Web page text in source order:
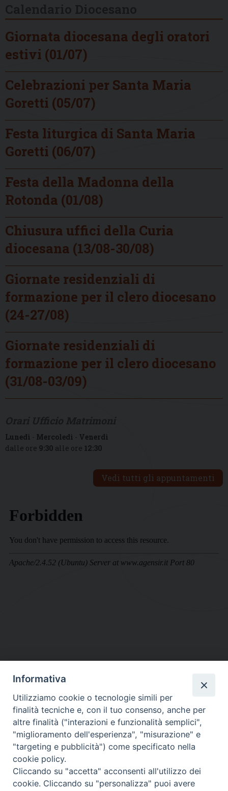
Giornata diocesana degli oratori
estivi (01/07)
Celebrazioni per Santa Maria
Goretti (05/07)
Festa liturgica di Santa Maria
Goretti (06/07)
Festa della Madonna della
Rotonda (01/08)
Chiusura uffici della Curia
diocesana (13/08-30/08)
Giornate residenziali di
formazione per il clero diocesano
(24-27/08)
Giornate residenziali di
formazione per il clero diocesano
(31/08-03/09)
Lunedì - Mercoledì - Venerdì
dalle ore 9:30 alle ore 12:30
Vedi tutti gli appuntamenti
DIOCESI SUBURBICARIA DI ALBANO
Contatti:Tel.: 06.93268401 - Fax.: 06.9323844
E-mail:curia@diocesidialbano.it
Orari: dal Lunedì al Venerdì Ore: 9:00 - 13:00
Lunedì, Mercoledì e Venerdì, Ore 9:30 - 12:30
Informativa
Utilizziamo cookie o tecnologie simili per
finalità tecniche e, con il tuo consenso, anche per
altre finalità ("interazioni e funzionalità semplici",
"miglioramento dell'esperienza", "misurazione" e
"targeting e pubblicità") come specificato nella
cookie policy.
Cliccando su "accetta" acconsenti all'utilizzo dei
cookie. Cliccando su "personalizza" puoi avere